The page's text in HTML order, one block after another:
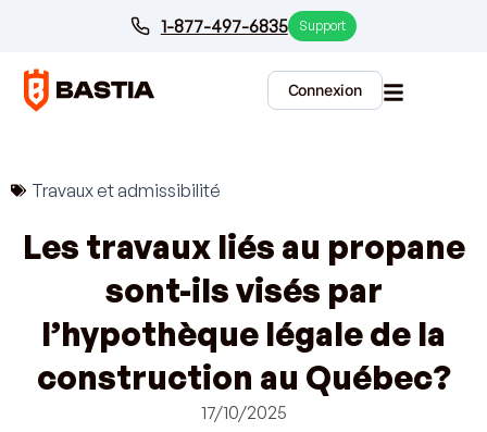
1-877-497-6835 Support
Connexion
Travaux et admissibilité
Les travaux liés au propane
sont-ils visés par
l’hypothèque légale de la
construction au Québec?
17/10/2025